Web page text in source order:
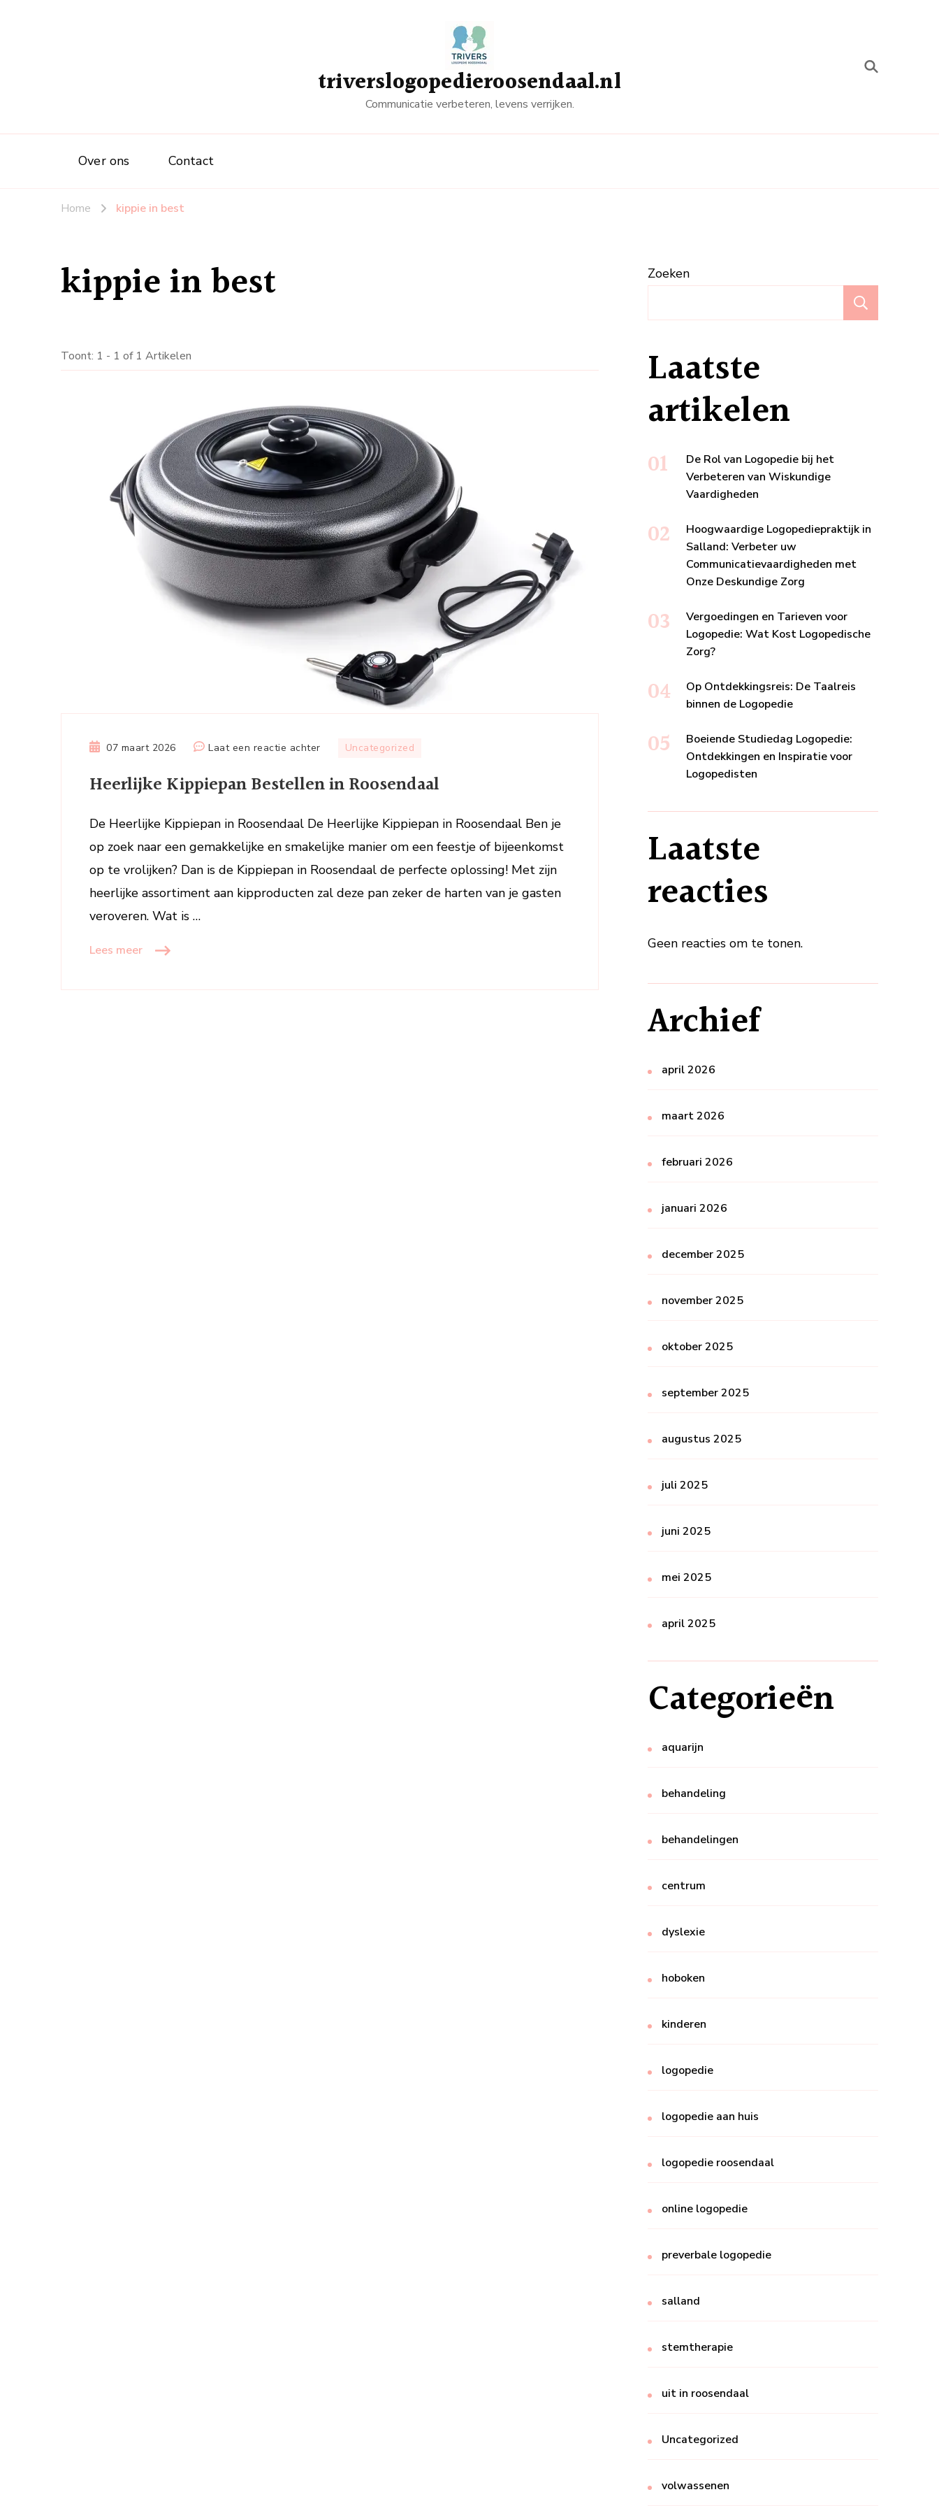
triverslogopedieroosendaal.nl
Communicatie verbeteren, levens verrijken.
Over ons Contact
Home kippie in best
kippie in best
Toont: 1 - 1 of 1 Artikelen
07 maart 2026 Laat een reactie achterop
Kippiepan
in
Uncategorized
Heerlijke Kippiepan Bestellen in Roosendaal
De Heerlijke Kippiepan in Roosendaal De Heerlijke Kippiepan in Roosendaal Ben je
op zoek naar een gemakkelijke en smakelijke manier om een feestje of bijeenkomst
op te vrolijken? Dan is de Kippiepan in Roosendaal de perfecte oplossing! Met zijn
heerlijke assortiment aan kipproducten zal deze pan zeker de harten van je gasten
veroveren. Wat is …
Lees meer
Zoeken
Laatste
artikelen
De Rol van Logopedie bij het
Verbeteren van Wiskundige
Vaardigheden
Hoogwaardige Logopediepraktijk in
Salland: Verbeter uw
Communicatievaardigheden met
Onze Deskundige Zorg
Vergoedingen en Tarieven voor
Logopedie: Wat Kost Logopedische
Zorg?
Op Ontdekkingsreis: De Taalreis
binnen de Logopedie
Boeiende Studiedag Logopedie:
Ontdekkingen en Inspiratie voor
Logopedisten
Laatste
reacties
Geen reacties om te tonen.
Archief
april 2026
maart 2026
februari 2026
januari 2026
december 2025
november 2025
oktober 2025
september 2025
augustus 2025
juli 2025
juni 2025
mei 2025
april 2025
Categorieën
aquarijn
behandeling
behandelingen
centrum
dyslexie
hoboken
kinderen
logopedie
logopedie aan huis
logopedie roosendaal
online logopedie
preverbale logopedie
salland
stemtherapie
uit in roosendaal
Uncategorized
volwassenen